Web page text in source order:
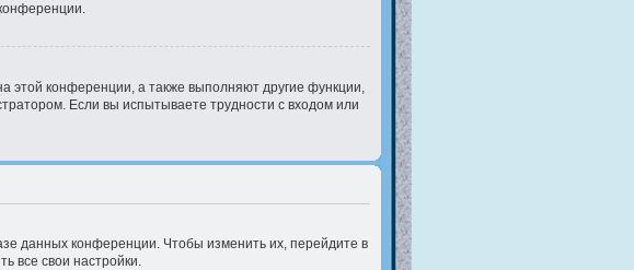
этой конференции, а также выполняют другие функции,
Если вы испытываете трудности с входом или
данных конференции. Чтобы изменить их, перейдите в
все свои настройки.